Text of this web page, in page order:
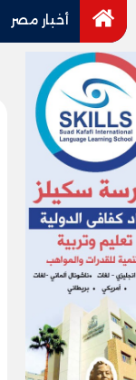
أخبار مصر